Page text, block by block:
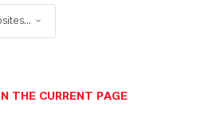
Kernsegmente
THE CURRENT PAGE